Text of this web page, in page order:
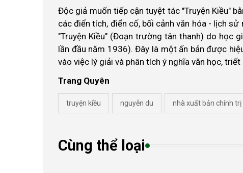
Độc giả muốn tiếp cận tuyệt tác "Truyện Kiều"
các điển tích, điển cố, bối cảnh văn hóa - lịch
"Truyện Kiều" (Đoạn trường tân thanh) do học
lần đầu năm 1936). Đây là một ấn bản được
vào việc lý giải và phân tích ý nghĩa văn học,
Trang Quyên
truyện kiều nguyễn du nhà xuất bản chính
Cùng thể loại